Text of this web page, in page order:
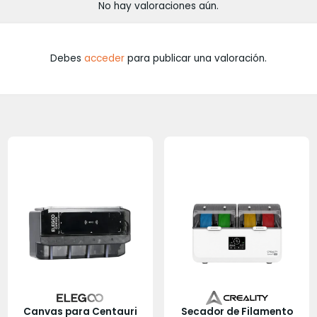
No hay valoraciones aún.
Debes acceder para publicar una valoración.
Canvas para Centauri
Secador de Filamento